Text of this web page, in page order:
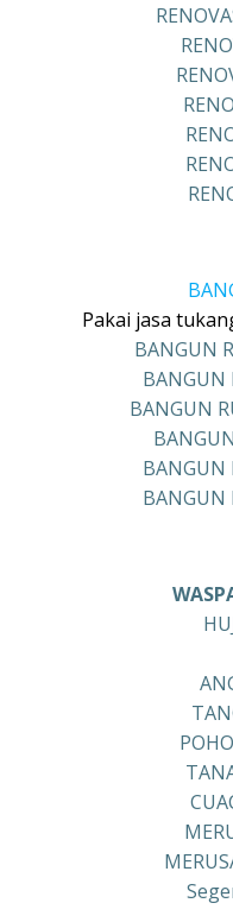
Pakai jasa
BANGUN
BANGUN
BANGUN
BANGUN
BANGUN